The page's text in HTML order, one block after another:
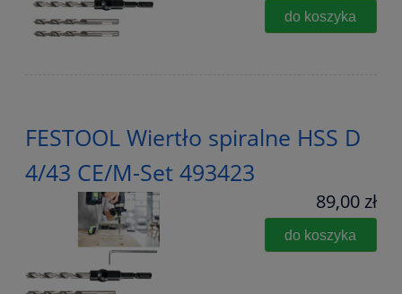
do koszyka
FESTOOL Wiertło spiralne HSS D
4/43 CE/M-Set 493423
89,00 zł
do koszyka